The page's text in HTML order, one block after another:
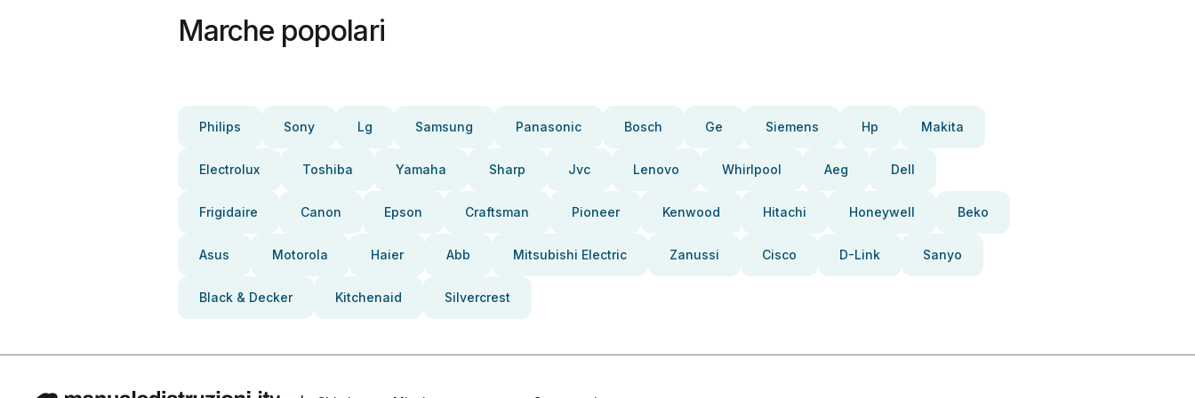
Marche popolari
Philips Sony Lg Samsung Panasonic Bosch Ge Siemens Hp Makita
Electrolux Toshiba Yamaha Sharp Jvc Lenovo Whirlpool Aeg Dell
Frigidaire Canon Epson Craftsman Pioneer Kenwood Hitachi Honeywell Beko
Asus Motorola Haier Abb Mitsubishi Electric Zanussi Cisco D-Link Sanyo
Black & Decker Kitchenaid Silvercrest